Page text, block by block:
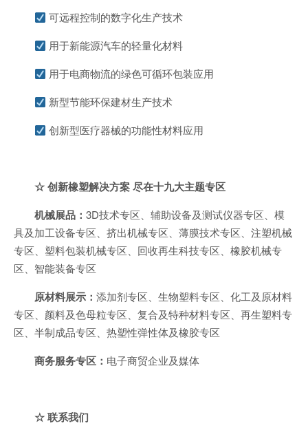
可远程控制的数字化生产技术
用于新能源汽车的轻量化材料
用于电商物流的绿色可循环包装应用
新型节能环保建材生产技术
创新型医疗器械的功能性材料应用
☆创新橡塑解决方案尽在十九大主题专区
机械展品： 3D技术专区、辅助设备及测试仪器专区、模
具及加工设备专区、挤出机械专区、薄膜技术专区、注塑机械
专区、塑料包装机械专区、回收再生科技专区、橡胶机械专
区、智能装备专区
原材料展示： 添加剂专区、生物塑料专区、化工及原材料
专区、颜料及色母粒专区、复合及特种材料专区、再生塑料专
区、半制成品专区、热塑性弹性体及橡胶专区
商务服务专区： 电子商贸企业及媒体
☆联系我们